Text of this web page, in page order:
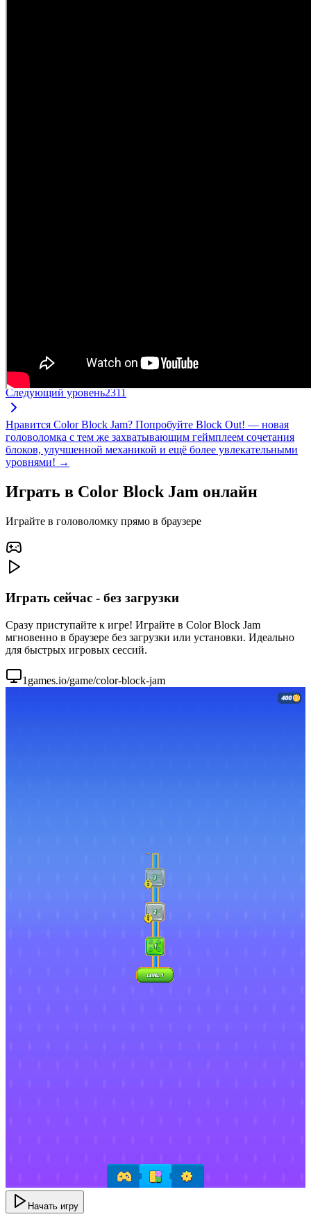
Следующий уровень2311
Нравится Color Block Jam? Попробуйте Block Out! — новая
головоломка с тем же захватывающим геймплеем сочетания
блоков, улучшенной механикой и ещё более увлекательными
уровнями! →
Играть в Color Block Jam онлайн
Играйте в головоломку прямо в браузере
Играть сейчас - без загрузки
Сразу приступайте к игре! Играйте в Color Block Jam
мгновенно в браузере без загрузки или установки. Идеально
для быстрых игровых сессий.
1games.io/game/color-block-jam
Начать игру